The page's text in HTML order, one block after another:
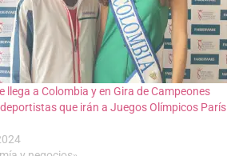
llega a Colombia y en Gira de Campeones
que irán a Juegos Olímpicos París